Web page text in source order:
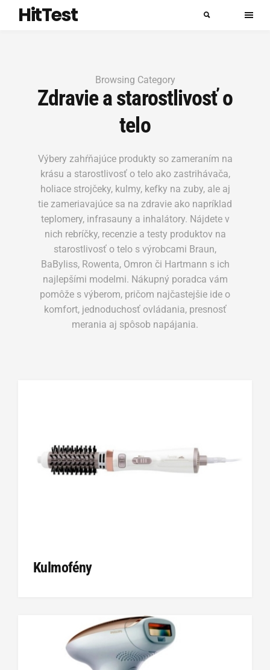
HitTest
Browsing Category
Zdravie a starostlivosť o
telo
Výbery zahŕňajúce produkty so zameraním na
krásu a starostlivosť o telo ako zastrihávača,
holiace strojčeky, kulmy, kefky na zuby, ale aj
tie zameriavajúce sa na zdravie ako napríklad
teplomery, infrasauny a inhalátory. Nájdete v
nich rebríčky, recenzie a testy produktov na
starostlivosť o telo s výrobcami Braun,
BaByliss, Rowenta, Omron či Hartmann s ich
najlepšími modelmi. Nákupný poradca vám
pomôže s výberom, pričom najčastejšie ide o
komfort, jednoduchosť ovládania, presnosť
merania aj spôsob napájania.
Kulmofény